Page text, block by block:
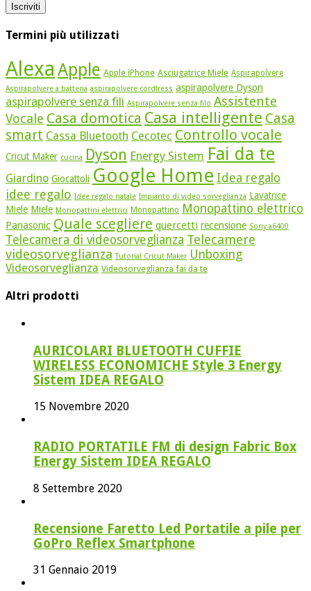
Termini più utilizzati
Alexa Apple Apple iPhone Asciugatrice Miele Aspirapolvere
Aspirapolvere a batteria aspirapolvere cordlress aspirapolvere Dyson
aspirapolvere senza fili Aspirapolvere senza filo Assistente
Vocale Casa domotica Casa intelligente Casa
smart Cassa Bluetooth Cecotec Controllo vocale
Cricut Maker cucina Dyson Energy Sistem Fai da te
Giardino Giocattoli Google Home Idea regalo
idee regalo Idee regalo natale Impianto di video sorveglianza Lavatrice
Miele Miele Monopattini elettrici Monopattino Monopattino elettrico
Panasonic Quale scegliere quercetti recensione Sony a6400
Telecamera di videosorveglianza Telecamere
videosorveglianza Tutorial Cricut Maker Unboxing
Videosorveglianza Videosorveglianza fai da te
Altri prodotti
AURICOLARI BLUETOOTH CUFFIE
WIRELESS ECONOMICHE Style 3 Energy
Sistem IDEA REGALO
15 Novembre 2020
RADIO PORTATILE FM di design Fabric Box
Energy Sistem IDEA REGALO
8 Settembre 2020
Recensione Faretto Led Portatile a pile per
GoPro Reflex Smartphone
31 Gennaio 2019